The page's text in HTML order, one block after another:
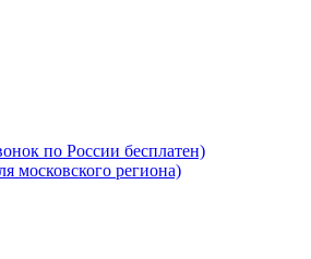
по России бесплатен)
московского региона)